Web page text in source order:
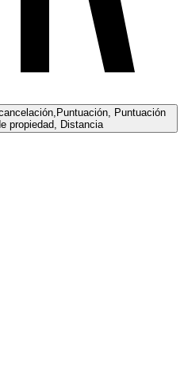
Puntuación
propiedad, Distancia